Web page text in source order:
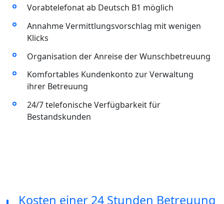
Vorabtelefonat ab Deutsch B1 möglich
Annahme Vermittlungsvorschlag mit wenigen
Klicks
Organisation der Anreise der Wunschbetreuung
Komfortables Kundenkonto zur Verwaltung
ihrer Betreuung
24/7 telefonische Verfügbarkeit für
Bestandskunden
Kosten einer 24 Stunden Betreuung